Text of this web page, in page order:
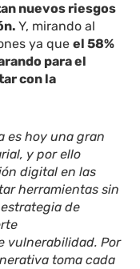
nuevos riesgos
Y, mirando al
ya queel 58%
para el
con la
es hoy una gran
y por ello
digital en las
herramientas sin
de
vulnerabilidad. Por
toma cada